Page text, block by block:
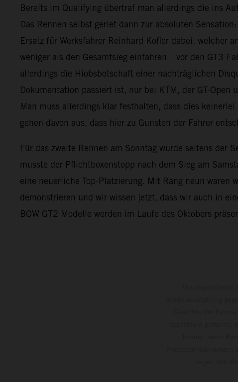
Bereits im Qualifying übertraf man allerdings die ins
Das Rennen selbst geriet dann zur absoluten
Ersatz für Werksfahrer Reinhard Kofler dabei,
weniger als den Gesamtsieg einfahren – vor den GT3-
allerdings die Hiobsbotschaft einer nachträglichen
Dokumentation passiert ist, nur bei KTM, der GT-
Man muss allerdings klar festhalten, dass dies
gehen davon aus, dass hier zu Gunsten der Fahrer
Für das zweite Rennen am Sonntag wurde seitens der
musste der Pflichtboxenstopp nach dem Sieg am
eine neuerliche Top-Platzierung. Mit Rang neun
demonstrieren und wir wissen jetzt, dass wir auch in
BOW GT2 Modelle werden im Laufe des Oktobers